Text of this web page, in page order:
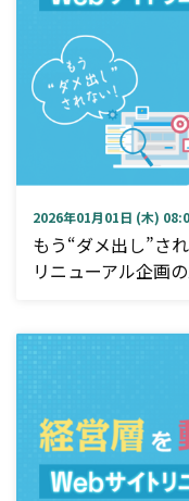
2026年01月01日 (木)
もう“ダメ出し”さ
リニューアル企画